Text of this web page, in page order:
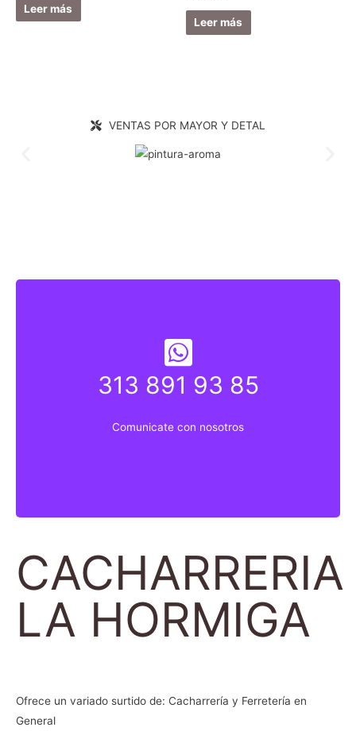
Leer más
Leer más
VENTAS POR MAYOR Y DETAL
CACHARRERIA
LA HORMIGA
Ofrece un variado surtido de: Cacharrería y Ferretería en
General
313 891 93 85
Comunicate con nosotros
313 891 9835
Comunicate con nosotros